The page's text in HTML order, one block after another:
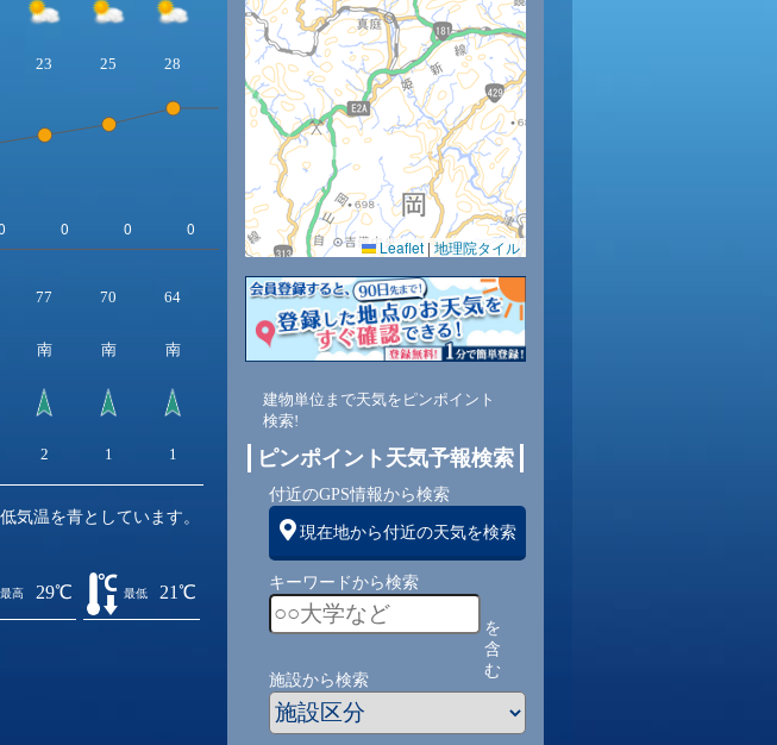
23 25 28 29 29 29 29
77 70 64 61 60 63 67
南 南 南 北東 北東 北東
2 1 1 2 2 2 2
気温を青としています。
最高 29℃ 最低 21℃
Leaflet | 地理院タイル
建物単位まで天気をピンポイント
検索!
ピンポイント天気予報検索
付近のGPS情報から検索
現在地から付近の天気を検索
キーワードから検索
を
含
む
施設から検索